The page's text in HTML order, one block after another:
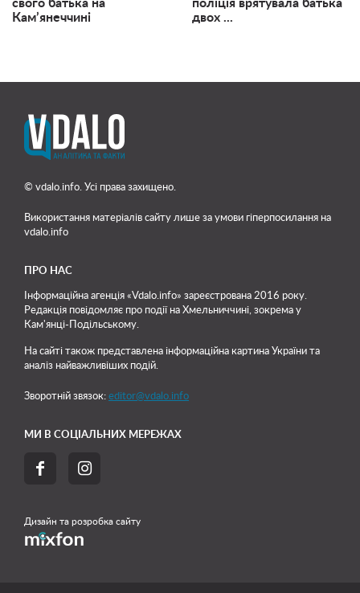
свого батька на
Кам’янеччині
поліція врятувала батька
двох ...
© vdalo.info. Усі права захищено.
Використання матеріалів сайту лише за умови гіперпосилання на
vdalo.info
ПРО НАС
Інформаційна агенція «Vdalo.info» зареєстрована 2016 року.
Редакція повідомляє про події на Хмельниччині, зокрема у
Кам'янці-Подільському.
На сайті також представлена інформаційна картина України та
аналіз найважливіших подій.
Зворотній звязок: editor@vdalo.info
МИ В СОЦІАЛЬНИХ МЕРЕЖАХ
 
Дизайн та розробка сайту